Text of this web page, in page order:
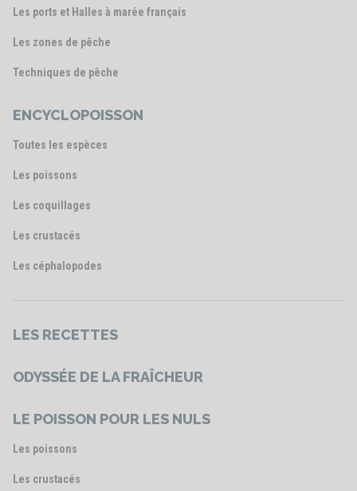
Les ports et Halles à marée français
Les zones de pêche
Techniques de pêche
ENCYCLOPOISSON
Toutes les espèces
Les poissons
Les coquillages
Les crustacés
Les céphalopodes
LES RECETTES
ODYSSÉE DE LA FRAÎCHEUR
LE POISSON POUR LES NULS
Les poissons
Les crustacés